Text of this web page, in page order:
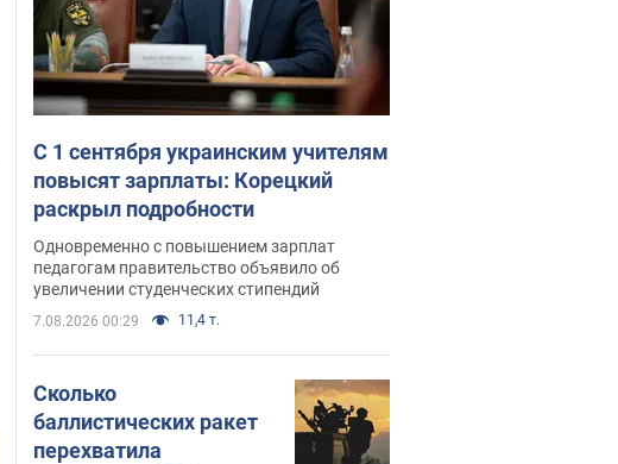
С 1 сентября украинским учителям
повысят зарплаты: Корецкий
раскрыл подробности
Одновременно с повышением зарплат
педагогам правительство объявило об
увеличении студенческих стипендий
7.08.2026 00:29 11,4 т.
Сколько
баллистических ракет
перехватила